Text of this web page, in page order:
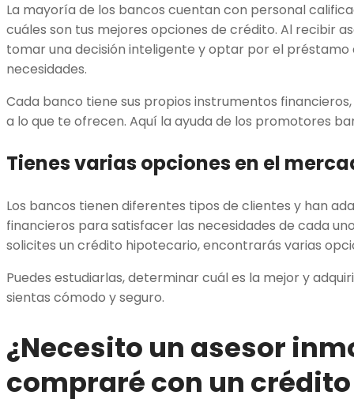
La mayoría de los bancos cuentan con personal
cuáles son tus mejores opciones de crédito. Al recibir
tomar una decisión inteligente y optar por el préstamo
necesidades.
Cada banco tiene sus propios instrumentos
a lo que te ofrecen. Aquí la ayuda de los promotores
Tienes varias opciones en el
Los bancos tienen diferentes tipos de clientes y han
financieros para satisfacer las necesidades de cada
solicites un crédito hipotecario, encontrarás varias
Puedes estudiarlas, determinar cuál es la mejor y
sientas cómodo y seguro.
¿Necesito un asesor
compraré con un